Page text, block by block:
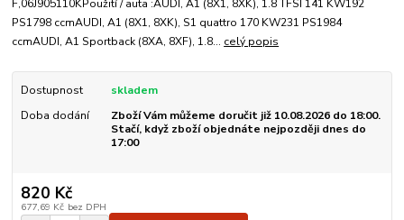
F,06J905110KPoužití / auta :AUDI, A1 (8X1, 8XK), 1.8 TFSI 141 KW192
PS1798 ccmAUDI, A1 (8X1, 8XK), S1 quattro 170 KW231 PS1984
ccmAUDI, A1 Sportback (8XA, 8XF), 1.8... celý popis
Dostupnost
skladem
Doba dodání
Zboží Vám můžeme doručit již 10.08.2026 do 18:00.
Stačí, když zboží objednáte nejpozději dnes do
17:00
820 Kč
677,69 Kč bez DPH